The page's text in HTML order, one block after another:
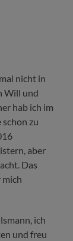
nicht in
Will und
hab ich im
zu
aber
Das
ich
und freu